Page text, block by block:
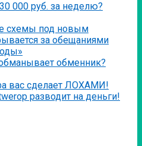
000 руб. за неделю?
схемы под новым
за обещаниями
обменник?
вас сделает ЛОХАМИ!
разводит на деньги!